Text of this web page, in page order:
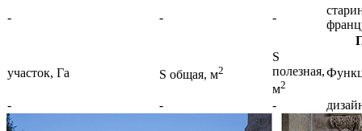
- - -
участок, Га S общая, м2
S
полезная,
м2
- - -